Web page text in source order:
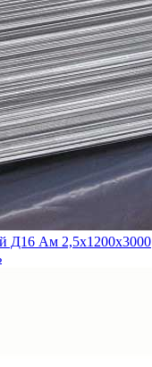
Д16 Ам 2,5х1200х3000